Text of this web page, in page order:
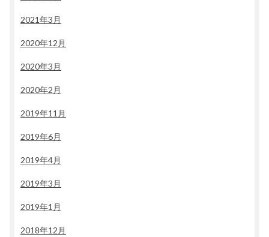
2021年3月
2020年12月
2020年3月
2020年2月
2019年11月
2019年6月
2019年4月
2019年3月
2019年1月
2018年12月